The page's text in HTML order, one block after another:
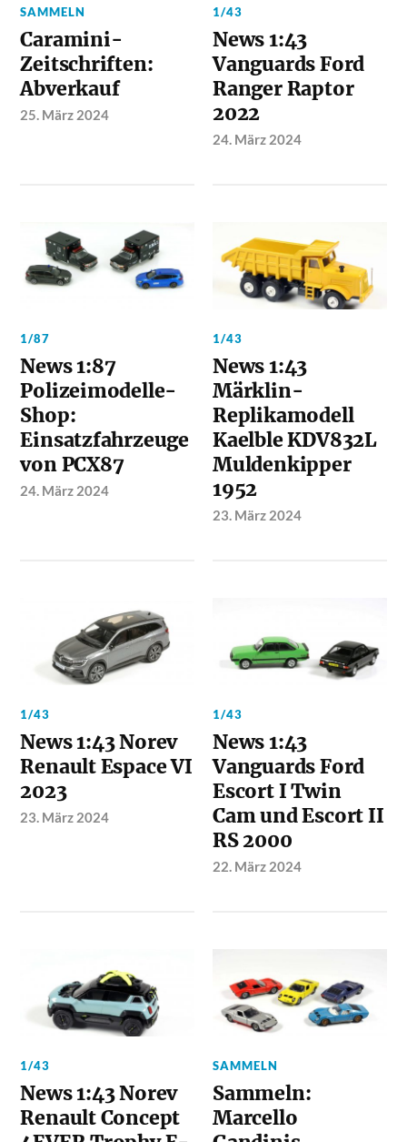
SAMMELN
Caramini-
Zeitschriften:
Abverkauf
25. März 2024
1/43
News 1:43
Vanguards Ford
Ranger Raptor
2022
24. März 2024
1/87
News 1:87
Polizeimodelle-
Shop:
Einsatzfahrzeuge
von PCX87
24. März 2024
1/43
News 1:43
Märklin-
Replikamodell
Kaelble KDV832L
Muldenkipper
1952
23. März 2024
1/43
News 1:43 Norev
Renault Espace VI
2023
23. März 2024
1/43
News 1:43
Vanguards Ford
Escort I Twin
Cam und Escort II
RS 2000
22. März 2024
1/43
News 1:43 Norev
Renault Concept
SAMMELN
Sammeln:
Marcello